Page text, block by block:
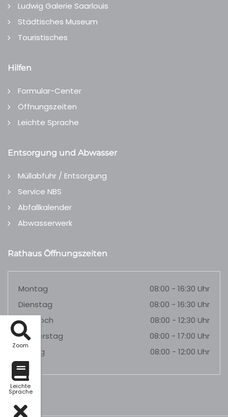
Zoom
Leichte
Sprache
Ludwig Galerie Saarlouis
Städtisches Museum
Touristisches
Hilfen
Formular-Center
Öffnungszeiten
Leichte Sprache
Entsorgung und Abwasser
Müllabfuhr / Entsorgung
Service NBS
Abfallkalender
Abwasserwerk
Rathaus Öffnungszeiten
Montag
08:00 - 16:30 Uhr
Dienstag
08:00 - 16:30 Uhr
Mittwoch
08:00 - 12:30 Uhr
Donnerstag
08:00 - 17:00 Uhr
Freitag
08:00 - 12:00 Uhr